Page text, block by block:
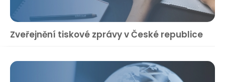
Zveřejnění tiskové zprávy v České republice